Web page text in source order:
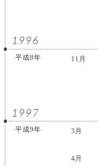
1996
平成8年 11月
1997
平成9年 3月
4月